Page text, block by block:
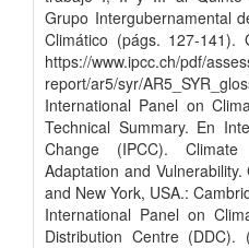
Grupo Intergubernamental
Climático (págs. 127-141).
https://www.ipcc.ch/pdf/
report/ar5/syr/
International Panel on
Technical Summary. En
Change (IPCC).
Adaptation and
and New York, USA.:
International Panel on
Distribution Centre